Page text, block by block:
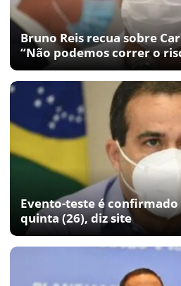
Bruno Reis recua sobre
“Não podemos correr o
Evento-teste é
quinta (26), diz site